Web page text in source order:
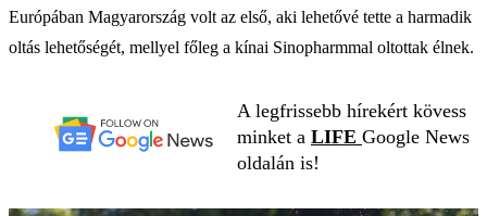
Európában Magyarország volt az első, aki lehetővé tette a harmadik
oltás lehetőségét, mellyel főleg a kínai Sinopharmmal oltottak élnek.
A legfrissebb hírekért kövess
minket a LIFE Google News
oldalán is!